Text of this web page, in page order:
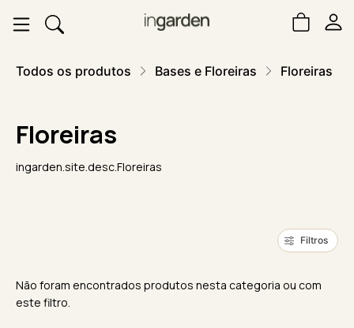
Todos os produtos Bases e Floreiras Floreiras
Floreiras
ingarden.site.desc.Floreiras
Filtros
Não foram encontrados produtos nesta categoria ou com
este filtro.